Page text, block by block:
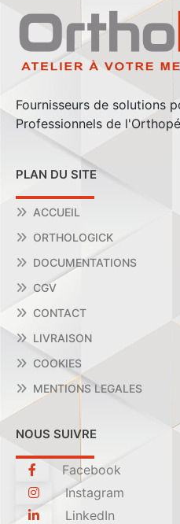
Fournisseurs de solutions
Professionnels de
PLAN DU SITE
ACCUEIL
ORTHOLOGICK
DOCUMENTATIONS
CGV
CONTACT
LIVRAISON
COOKIES
MENTIONS LEGALES
NOUS SUIVRE
Facebook
Instagram
LinkedIn